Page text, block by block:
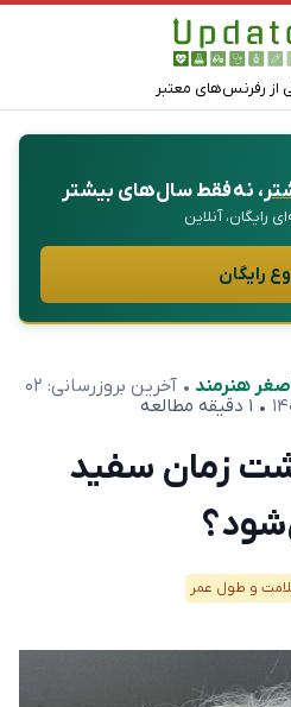
از رفرنس‌های معتبر
، نه فقط سال‌های بیشتر
رایگان
هنرمند • آخرین بروزرسانی: ۰۲
• ۱ دقیقه مطالعه
زمان سفید
و طول عمر